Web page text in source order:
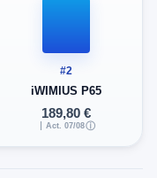
#2
iWIMIUS P65
189,80 €
Act. 07/08ⓘ